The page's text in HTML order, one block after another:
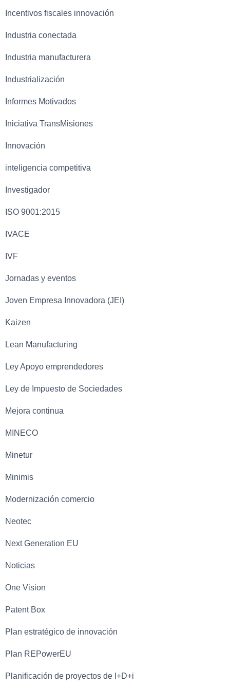
Incentivos fiscales innovación
Industria conectada
Industria manufacturera
Industrialización
Informes Motivados
Iniciativa TransMisiones
Innovación
inteligencia competitiva
Investigador
ISO 9001:2015
IVACE
IVF
Jornadas y eventos
Joven Empresa Innovadora (JEI)
Kaizen
Lean Manufacturing
Ley Apoyo emprendedores
Ley de Impuesto de Sociedades
Mejora continua
MINECO
Minetur
Minimis
Modernización comercio
Neotec
Next Generation EU
Noticias
One Vision
Patent Box
Plan estratégico de innovación
Plan REPowerEU
Planificación de proyectos de I+D+i